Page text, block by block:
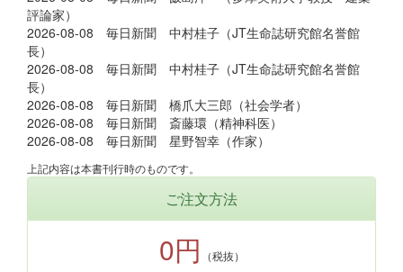
評論家）
2026-08-08 毎日新聞 中村桂子（JT生命誌研究館名誉館
長）
2026-08-08 毎日新聞 中村桂子（JT生命誌研究館名誉館
長）
2026-08-08 毎日新聞 橋爪大三郎（社会学者）
2026-08-08 毎日新聞 斎藤環（精神科医）
2026-08-08 毎日新聞 星野智幸（作家）
上記内容は本書刊行時のものです。
ご注文方法
0円 （税抜）